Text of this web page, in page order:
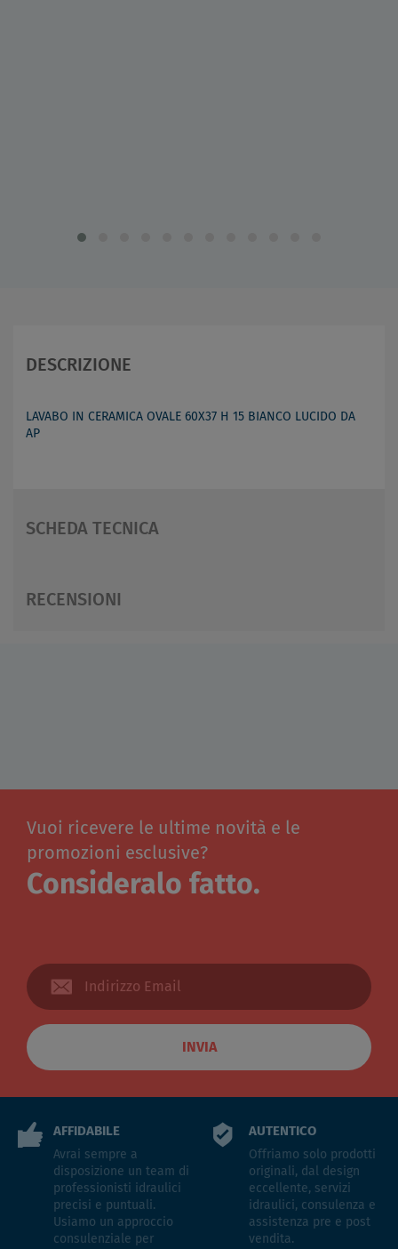
DESCRIZIONE
LAVABO IN CERAMICA OVALE 60X37 H 15 BIANCO LUCIDO DA
AP
SCHEDA TECNICA
RECENSIONI
Vuoi ricevere le ultime novità e le
promozioni esclusive?
Consideralo fatto.
INVIA
AFFIDABILE
Avrai sempre a
disposizione un team di
professionisti idraulici
precisi e puntuali.
Usiamo un approccio
consulenziale per
AUTENTICO
Offriamo solo prodotti
originali, dal design
eccellente, servizi
idraulici, consulenza e
assistenza pre e post
vendita.